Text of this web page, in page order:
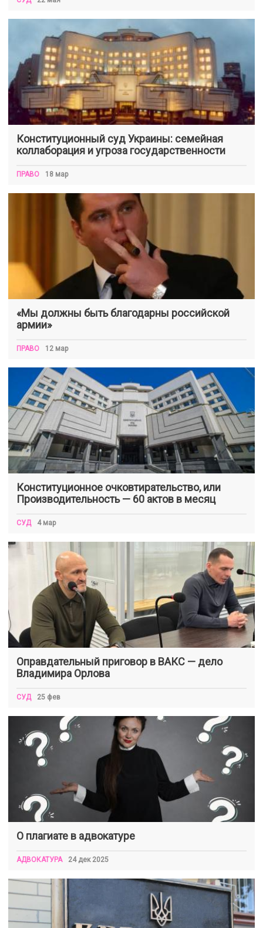
Конституционный суд Украины: семейная
коллаборация и угроза государственности
ПРАВО 18 мар
«Мы должны быть благодарны российской
армии»
ПРАВО 12 мар
Конституционное очковтирательство, или
Производительность — 60 актов в месяц
СУД 4 мар
Оправдательный приговор в ВАКС — дело
Владимира Орлова
СУД 25 фев
О плагиате в адвокатуре
АДВОКАТУРА 24 дек 2025